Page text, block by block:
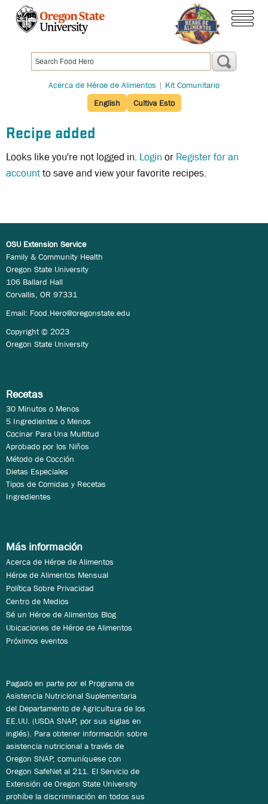
Pasar
principal
Acerca de Héroe de Alimentos | Kit Comunitario
English
Cultiva Esto
Recipe added
Looks like you're not logged in. Login or Register for an
accountto save and view your favorite recipes.
OSU Extension Service
Family & Community Health
Oregon State University
106 Ballard Hall
Corvallis, OR 97331
Email: Food.Hero@oregonstate.edu
Copyright © 2023
Oregon State University
Recetas
30 Minutos o Menos
5 Ingredientes o Menos
Cocinar Para Una Multitud
Aprobado por los Niños
Método de Cocción
Dietas Especiales
Tipos de Comidas y Recetas
Ingredientes
Más información
Acerca de Héroe de Alimentos
Héroe de Alimentos Mensual
Política Sobre Privacidad
Centro de Medios
Sé un Héroe de Alimentos Blog
Ubicaciones de Héroe de Alimentos
Próximos eventos
Pagado en parte por el Programa de
Asistencia Nutricional Suplementaria
del Departamento de Agricultura de los
EE.UU. (USDA SNAP, por sus siglas en
inglés). Para obtener información sobre
asistencia nutricional a través de
Oregon SNAP, comuníquese con
Oregon SafeNet al 211. El Servicio de
Extensión de Oregon State University
prohíbe la discriminación en todos sus